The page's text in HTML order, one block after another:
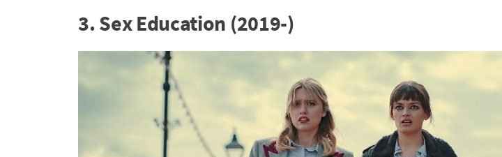
3. Sex Education (2019-)